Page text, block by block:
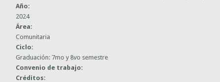
Año:
2024
Área:
Comunitaria
Ciclo:
Graduación: 7mo y 8vo semestre
Convenio de trabajo:
Créditos: